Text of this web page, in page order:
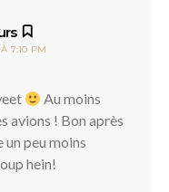
dit :
7:10 PM
Au moins
avions ! Bon après
peu moins
hein!